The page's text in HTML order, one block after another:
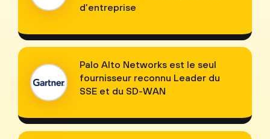
d’entreprise
Palo Alto Networks est le seul
fournisseur reconnu Leader du
SSE et du SD-WAN